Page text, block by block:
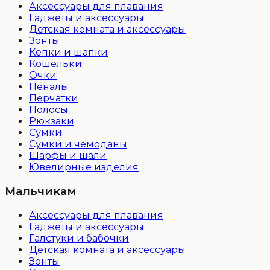
Аксессуары для плавания
Гаджеты и аксессуары
Детская комната и аксессуары
Зонты
Кепки и шапки
Кошельки
Очки
Пеналы
Перчатки
Полосы
Рюкзаки
Сумки
Сумки и чемоданы
Шарфы и шали
Ювелирные изделия
Мальчикам
Аксессуары для плавания
Гаджеты и аксессуары
Галстуки и бабочки
Детская комната и аксессуары
Зонты